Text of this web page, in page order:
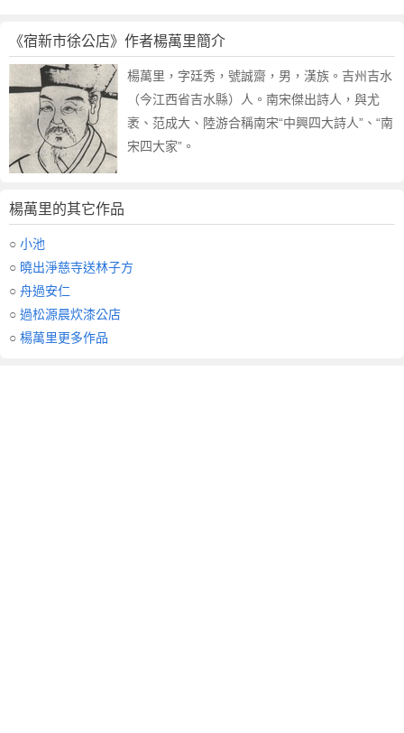
《宿新市徐公店》作者楊萬里簡介
楊萬里，字廷秀，號誠齋，男，漢族。吉州吉水
（今江西省吉水縣）人。南宋傑出詩人，與尤
袤、范成大、陸游合稱南宋“中興四大詩人”、“南
宋四大家”。
楊萬里的其它作品
○ 小池
○ 曉出淨慈寺送林子方
○ 舟過安仁
○ 過松源晨炊漆公店
○ 楊萬里更多作品